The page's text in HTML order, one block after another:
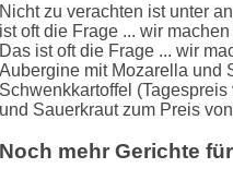
Nicht zu verachten ist unter
ist oft die Frage ... wir
Das ist oft die Frage ... wir
Aubergine mit Mozarella und
Schwenkkartoffel
und Sauerkraut zum Preis
Noch mehr Gerichte